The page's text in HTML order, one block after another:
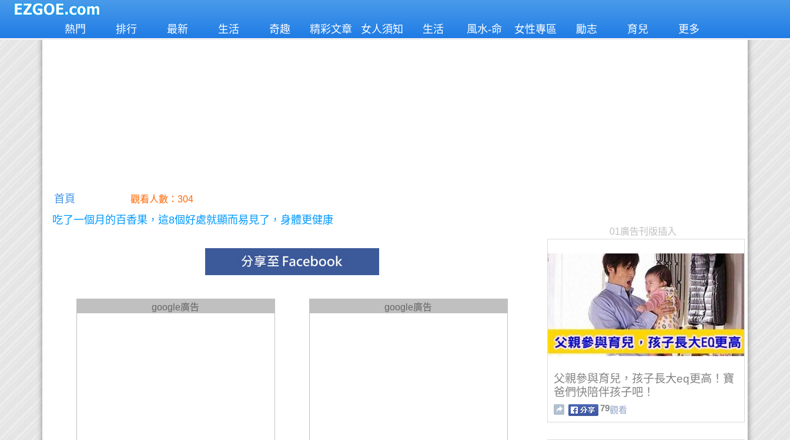
熱門 排行 最新 生活 奇趣 精彩文章 女人須知 生活
風水-命
女性專區 勵志 育兒 更多
首頁 觀看人數：304
吃了一個月的百香果，這8個好處就顯而易見了，身體更健康
google廣告 google廣告
01廣告刊版插入
父親參與育兒，孩子長大eq更高！寶
爸們快陪伴孩子吧！
79觀看